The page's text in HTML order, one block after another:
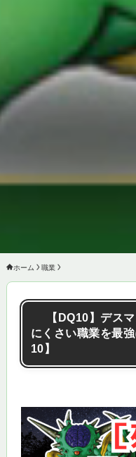
ホーム 職業
【DQ10】デス
にくさい職業を最
10】